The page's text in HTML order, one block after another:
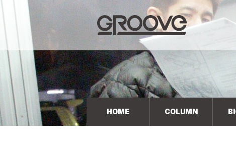
Groove 自転車 カフェ 輸入車・国産車のチューニン
グ/販売
HOME COLUMN